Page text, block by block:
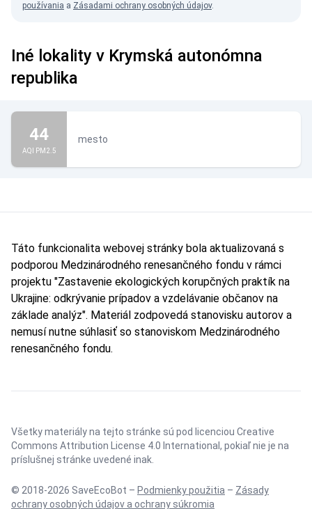
používania a Zásadami ochrany osobných údajov.
Iné lokality v Krymská autonómna
republika
44
AQI PM2.5
mesto
Táto funkcionalita webovej stránky bola aktualizovaná s
podporou Medzinárodného renesančného fondu v rámci
projektu "Zastavenie ekologických korupčných praktík na
Ukrajine: odkrývanie prípadov a vzdelávanie občanov na
základe analýz". Materiál zodpovedá stanovisku autorov a
nemusí nutne súhlasiť so stanoviskom Medzinárodného
renesančného fondu.
Všetky materiály na tejto stránke sú pod licenciou Creative
Commons Attribution License 4.0 International , pokiaľ nie je na
príslušnej stránke uvedené inak.
© 2018-2026 SaveEcoBot – Podmienky použitia – Zásady
ochrany osobných údajov a ochrany súkromia